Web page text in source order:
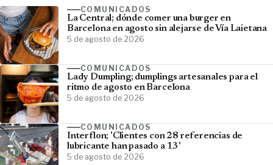
COMUNICADOS
La Central; dónde comer una burger en
Barcelona en agosto sin alejarse de Vía Laietana
5 de agosto de 2026
COMUNICADOS
Lady Dumpling; dumplings artesanales para el
ritmo de agosto en Barcelona
5 de agosto de 2026
COMUNICADOS
Interflon; 'Clientes con 28 referencias de
lubricante han pasado a 13'
5 de agosto de 2026